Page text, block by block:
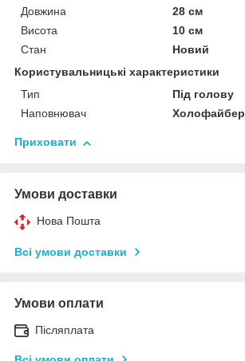
Довжина
28 см
Висота
10 см
Стан
Новий
Користувальницькі характеристики
Тип
Під голову
Наповнювач
Холофайбер
Приховати
Умови доставки
Нова Пошта
Всі умови доставки
Умови оплати
Післяплата